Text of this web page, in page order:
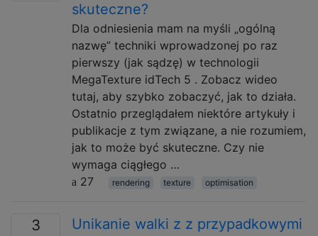
skuteczne?
Dla odniesienia mam na myśli „ogólną
nazwę” techniki wprowadzonej po raz
pierwszy (jak sądzę) w technologii
MegaTexture idTech 5 . Zobacz wideo
tutaj, aby szybko zobaczyć, jak to działa.
Ostatnio przeglądałem niektóre artykuły i
publikacje z tym związane, a nie rozumiem,
jak to może być skuteczne. Czy nie
wymaga ciągłego …
27
rendering texture optimisation
3
Unikanie walki z z przypadkowymi